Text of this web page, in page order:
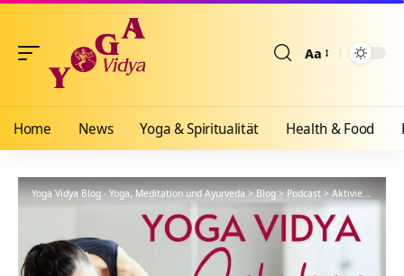
Aa
Home News Yoga & Spiritualität Health & Food
Yoga Vidya Blog - Yoga, Meditation und Ayurveda>Blog>Podcast>Aktivierung des Muladhara Chakras durch Bija Mantras – YVS189 – Sanskrit – Teil 32